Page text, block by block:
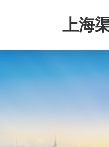
上海